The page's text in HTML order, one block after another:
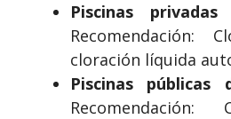
Piscinas
Recomendación:
cloración líquida
Piscinas
Recomendación: